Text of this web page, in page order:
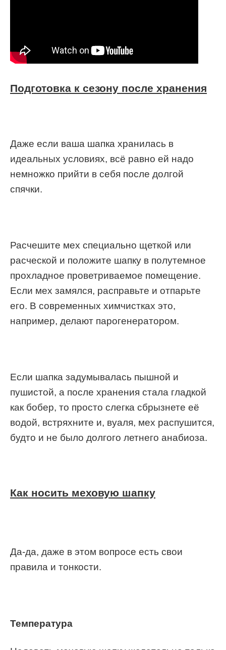
Подготовка к сезону после хранения
Даже если ваша шапка хранилась в
идеальных условиях, всё равно ей надо
немножко прийти в себя после долгой
спячки.
Расчешите мех специально щеткой или
расческой и положите шапку в полутемное
прохладное проветриваемое помещение.
Если мех замялся, расправьте и отпарьте
его. В современных химчистках это,
например, делают парогенератором.
Если шапка задумывалась пышной и
пушистой, а после хранения стала гладкой
как бобер, то просто слегка сбрызнете её
водой, встряхните и, вуаля, мех распушится,
будто и не было долгого летнего анабиоза.
Как носить меховую шапку
Да-да, даже в этом вопросе есть свои
правила и тонкости.
Температура